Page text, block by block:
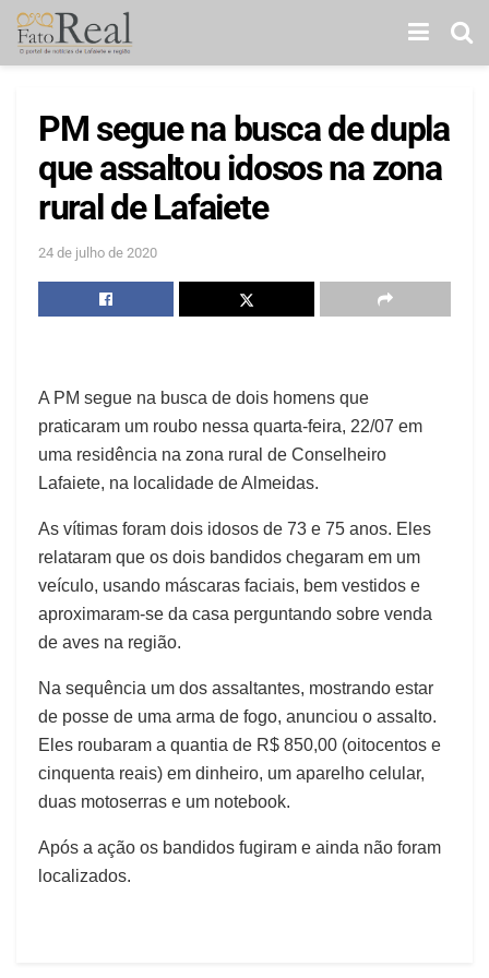
PM segue na busca de dupla
que assaltou idosos na zona
rural de Lafaiete
24 de julho de 2020
A PM segue na busca de dois homens que
praticaram um roubo nessa quarta-feira, 22/07 em
uma residência na zona rural de Conselheiro
Lafaiete, na localidade de Almeidas.
As vítimas foram dois idosos de 73 e 75 anos. Eles
relataram que os dois bandidos chegaram em um
veículo, usando máscaras faciais, bem vestidos e
aproximaram-se da casa perguntando sobre venda
de aves na região.
Na sequência um dos assaltantes, mostrando estar
de posse de uma arma de fogo, anunciou o assalto.
Eles roubaram a quantia de R$ 850,00 (oitocentos e
cinquenta reais) em dinheiro, um aparelho celular,
duas motoserras e um notebook.
Após a ação os bandidos fugiram e ainda não foram
localizados.